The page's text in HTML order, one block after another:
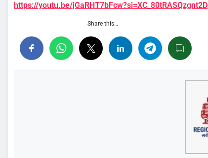
https://youtu.be/jGaRHT7bFcw?si=XC_80tRASQzgnt2D
Share this…